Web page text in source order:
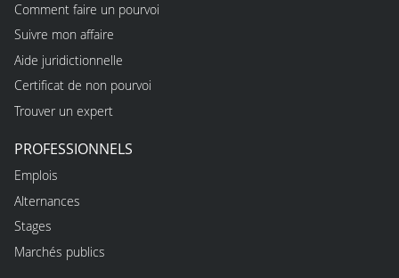
Comment faire un pourvoi
Suivre mon affaire
Aide juridictionnelle
Certificat de non pourvoi
Trouver un expert
PROFESSIONNELS
Emplois
Alternances
Stages
Marchés publics